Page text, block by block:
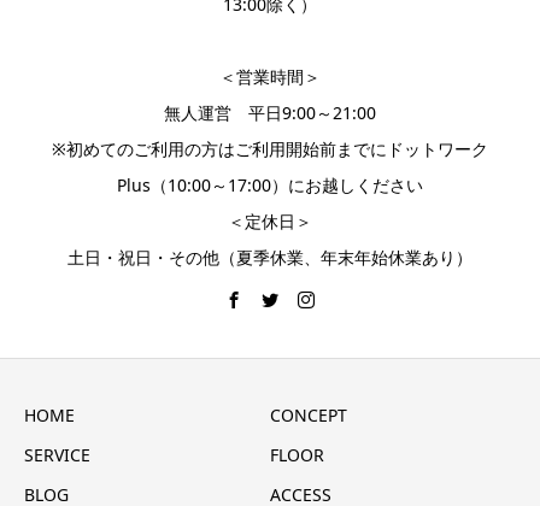
13:00除く）
＜営業時間＞
無人運営 平日9:00～21:00
※初めてのご利用の方はご利用開始前までにドットワーク
Plus（10:00～17:00）にお越しください
＜定休日＞
土日・祝日・その他（夏季休業、年末年始休業あり）
HOME
CONCEPT
SERVICE
FLOOR
BLOG
ACCESS